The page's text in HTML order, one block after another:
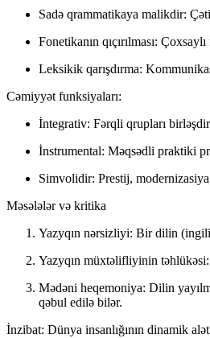
Sadə qrammatikaya malikdir:
Fonetikanın qıçırılması: Çoxsaylı
Leksikik qarışdırma:
Cəmiyyət funksiyaları:
İntegrativ: Fərqli qrupları
İnstrumental: Məqsədli praktiki
Simvolidir: Prestij,
Məsələlər və kritika
Yazyqın nərsizliyi: Bir dilin
Yazyqın müxtəlifliyinin təhlükəsi:
Mədəni heqemoniya: Dilin
qəbul edilə bilər.
İnzibat: Dünya insanlığının dinamik